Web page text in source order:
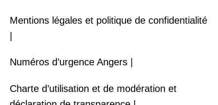
Mentions légales et politique de confidentialité
|
Numéros d’urgence Angers |
Charte d’utilisation et de modération et